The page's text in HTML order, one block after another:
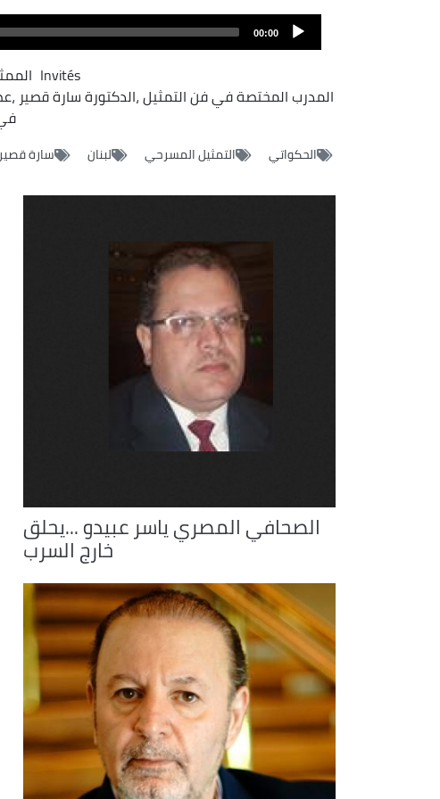
00:00
Invités
المدرب المختصة في فن التمثيل ،الدكتورة سارة قصير
الحكواتي التمثيل المسرحي لبنان سارة قصير
الصحافي المصري ياسر عبيدو ...يحلق
خارج السرب